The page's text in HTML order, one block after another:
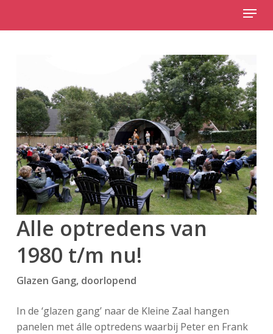
Menu
Alle optredens van
1980 t/m nu!
Glazen Gang, doorlopend
In de ‘glazen gang’ naar de Kleine Zaal hangen
panelen met álle optredens waarbij Peter en Frank